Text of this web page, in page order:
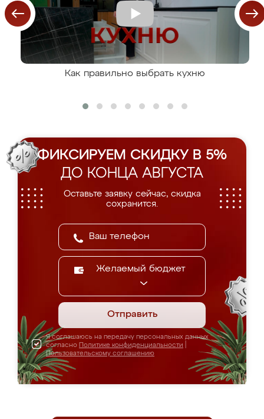
Как правильно выбрать кухню
ФИКСИРУЕМ СКИДКУ В 5%
ДО КОНЦА АВГУСТА
Оставьте заявку сейчас, скидка
сохранится.
Желаемый бюджет
Отправить
Я соглашаюсь на передачу персональных данных
согласно Политике конфиденциальности
Пользовательскому соглашению